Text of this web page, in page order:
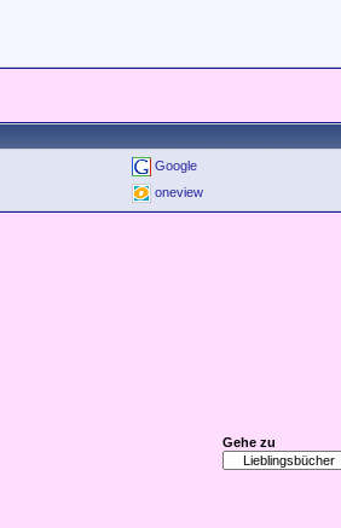
Google
oneview
Gehe zu